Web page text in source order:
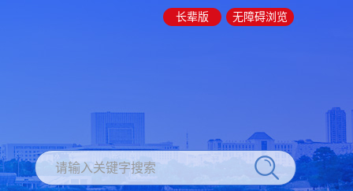
长辈版 无障碍浏览